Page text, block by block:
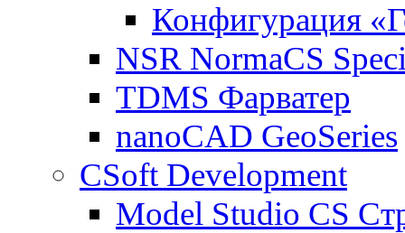
Конфигурация
NSR NormaCS
TDMS Фарватер
nanoCAD GeoSeries
CSoft Development
Model Studio CS